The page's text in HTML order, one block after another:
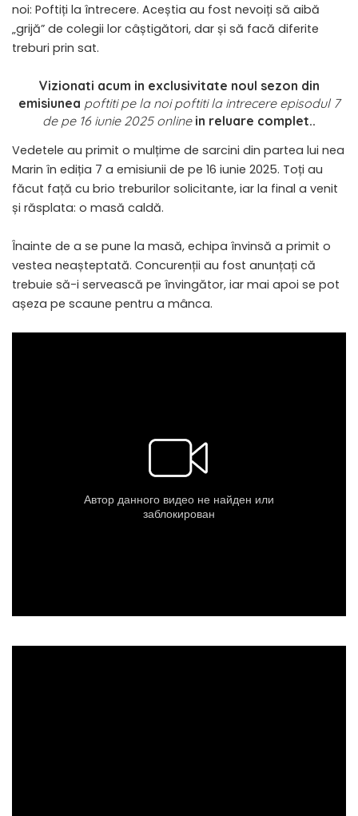
noi: Poftiți la întrecere. Aceștia au fost nevoiți să aibă
„grijă” de colegii lor câștigători, dar și să facă diferite
treburi prin sat.
Vizionati acum in exclusivitate noul sezon din
emisiunea poftiti pe la noi poftiti la intrecere episodul 7
de pe 16 iunie 2025 onlinein reluare complet..
Vedetele au primit o mulțime de sarcini din partea lui nea
Marin în ediția 7 a emisiunii de pe 16 iunie 2025. Toți au
făcut față cu brio treburilor solicitante, iar la final a venit
și răsplata: o masă caldă.
Înainte de a se pune la masă, echipa învinsă a primit o
vestea neașteptată. Concurenții au fost anunțați că
trebuie să-i servească pe învingător, iar mai apoi se pot
așeza pe scaune pentru a mânca.